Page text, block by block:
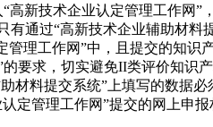
“高新技术企业认定管理工作网”
有通过“高新技术企业辅助材料
管理工作网”中，且提交的知识
要求，切实避免II类评价知识
材料提交系统”上填写的数据必
定管理工作网”提交的网上申报